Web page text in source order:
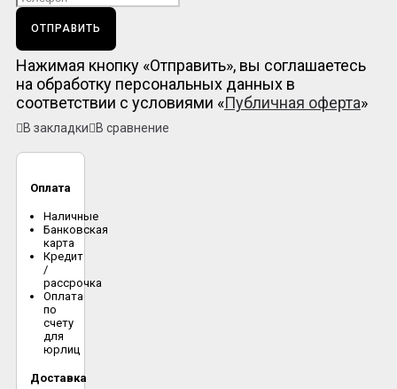
ОТПРАВИТЬ
Нажимая кнопку «Отправить», вы соглашаетесь
на обработку персональных данных в
соответствии с условиями «Публичная оферта»
В закладки В сравнение
Оплата
Наличные
Банковская
карта
Кредит
/
рассрочка
Оплата
по
счету
для
юрлиц
Доставка